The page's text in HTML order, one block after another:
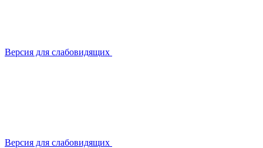
Версия для слабовидящих
Версия для слабовидящих